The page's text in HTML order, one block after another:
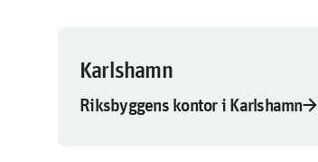
Karlshamn
Riksbyggens kontor i Karlshamnarrow_forward